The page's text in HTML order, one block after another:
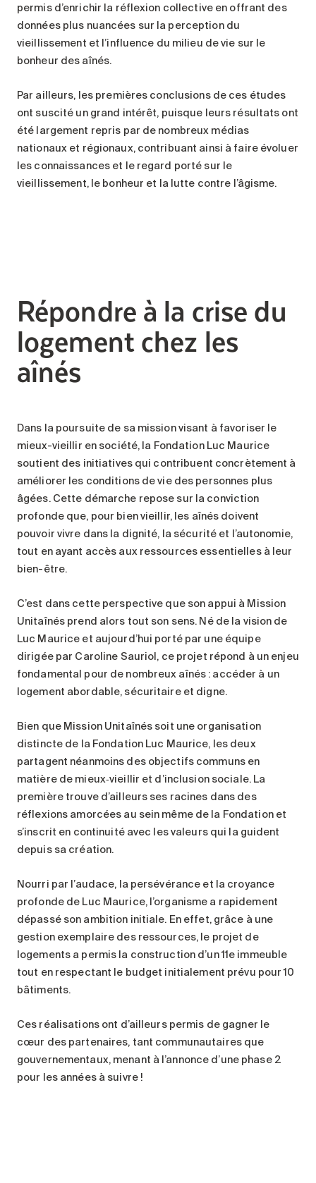
permis d’enrichir la réflexion collective en offrant des
données plus nuancées sur la perception du
vieillissement et l’influence du milieu de vie sur le
bonheur des aînés.
Par ailleurs, les premières conclusions de ces études
ont suscité un grand intérêt, puisque leurs résultats ont
été largement repris par de nombreux médias
nationaux et régionaux, contribuant ainsi à faire évoluer
les connaissances et le regard porté sur le
vieillissement, le bonheur et la lutte contre l’âgisme.
Répondre à la crise du
logement chez les
aînés
Dans la poursuite de sa mission visant à favoriser le
mieux-vieillir en société, la Fondation Luc Maurice
soutient des initiatives qui contribuent concrètement à
améliorer les conditions de vie des personnes plus
âgées. Cette démarche repose sur la conviction
profonde que, pour bien vieillir, les aînés doivent
pouvoir vivre dans la dignité, la sécurité et l’autonomie,
tout en ayant accès aux ressources essentielles à leur
bien-être.
C’est dans cette perspective que son appui à Mission
Unitaînés prend alors tout son sens. Né de la vision de
Luc Maurice et aujourd’hui porté par une équipe
dirigée par Caroline Sauriol, ce projet répond à un enjeu
fondamental pour de nombreux aînés : accéder à un
logement abordable, sécuritaire et digne.
Bien que Mission Unitaînés soit une organisation
distincte de la Fondation Luc Maurice, les deux
partagent néanmoins des objectifs communs en
matière de mieux‑vieillir et d’inclusion sociale. La
première trouve d’ailleurs ses racines dans des
réflexions amorcées au sein même de la Fondation et
s’inscrit en continuité avec les valeurs qui la guident
depuis sa création.
Nourri par l’audace, la persévérance et la croyance
profonde de Luc Maurice, l’organisme a rapidement
dépassé son ambition initiale. En effet, grâce à une
gestion exemplaire des ressources, le projet de
logements a permis la construction d’un 11e immeuble
tout en respectant le budget initialement prévu pour 10
bâtiments.
Ces réalisations ont d’ailleurs permis de gagner le
cœur des partenaires, tant communautaires que
gouvernementaux, menant à l’annonce d’une phase 2
pour les années à suivre !